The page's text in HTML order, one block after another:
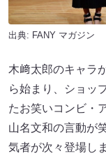
出典: FANY マガジン
木﨑太郎のキャラ
ら始まり、ショッ
たお笑いコンビ・
山名文和の言動が
気者が次々登場し